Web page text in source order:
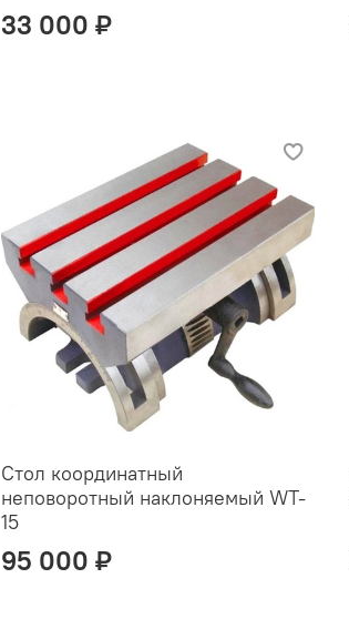
33 000 ₽
Стол координатный
неповоротный наклоняемый WT-
15
95 000 ₽